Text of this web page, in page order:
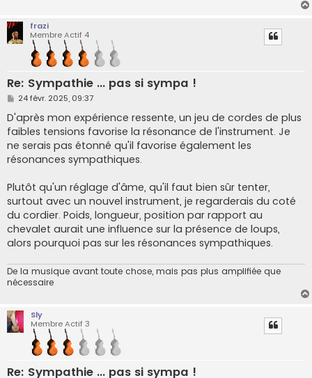
frazi
Membre Actif 4
Re: Sympathie ... pas si sympa !
M
s
s
a
g
e
24 févr. 2025, 09:37
D'après mon expérience ressente, un jeu de cordes de plus
faibles tensions favorise la résonance de l'instrument. Je
ne serais pas étonné qu'il favorise également les
résonances sympathiques.
Plutôt qu'un réglage d'âme, qu'il faut bien sûr tenter,
surtout avec un nouvel instrument, je regarderais du coté
du cordier. Poids, longueur, position par rapport au
chevalet aurait une influence sur la présence de loups,
alors pourquoi pas sur les résonances sympathiques.
De la musique avant toute chose, mais pas plus amplifiée que
nécessaire
Sly
Membre Actif 3
Re: Sympathie ... pas si sympa !